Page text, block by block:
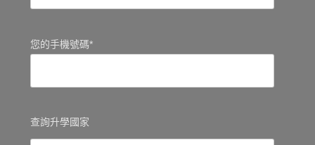
您的手機號碼*
查詢升學國家